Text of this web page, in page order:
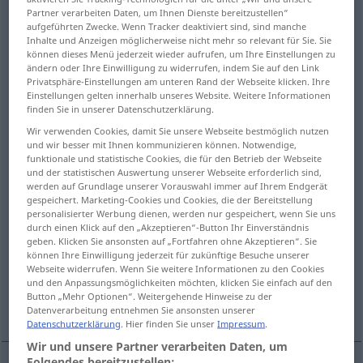
Übersicht aller Übersetzungen
(Für mehr Details die Übersetzung anklicken/antippen)
begeistern, anfeuern, anspornen, ermutigen
erwecken, auslösen, hervorrufen
erfüllen, beseelen einflößen, eingeben
inspirieren, erleuchten
inspirieren, veranlassen, anstiften, anregen
einatmen, inhalieren einhauchen
Partner verarbeiten Daten, um Ihnen Dienste bereitzustellen“
aufgeführten Zwecke. Wenn Tracker deaktiviert sind, sind manche
Inhalte und Anzeigen möglicherweise nicht mehr so relevant für Sie. Sie
können dieses Menü jederzeit wieder aufrufen, um Ihre Einstellungen zu
ändern oder Ihre Einwilligung zu widerrufen, indem Sie auf den Link
Privatsphäre-Einstellungen am unteren Rand der Webseite klicken. Ihre
Einstellungen gelten innerhalb unseres Website. Weitere Informationen
finden Sie in unserer Datenschutzerklärung.
Wir verwenden Cookies, damit Sie unsere Webseite bestmöglich nutzen
und wir besser mit Ihnen kommunizieren können. Notwendige,
funktionale und statistische Cookies, die für den Betrieb der Webseite
und der statistischen Auswertung unserer Webseite erforderlich sind,
werden auf Grundlage unserer Vorauswahl immer auf Ihrem Endgerät
gespeichert. Marketing-Cookies und Cookies, die der Bereitstellung
personalisierter Werbung dienen, werden nur gespeichert, wenn Sie uns
durch einen Klick auf den „Akzeptieren“-Button Ihr Einverständnis
geben. Klicken Sie ansonsten auf „Fortfahren ohne Akzeptieren“. Sie
können Ihre Einwilligung jederzeit für zukünftige Besuche unserer
Webseite widerrufen. Wenn Sie weitere Informationen zu den Cookies
und den Anpassungsmöglichkeiten möchten, klicken Sie einfach auf den
Button „Mehr Optionen“. Weitergehende Hinweise zu der
Datenverarbeitung entnehmen Sie ansonsten unserer
Datenschutzerklärung. Hier finden Sie unserImpressum.
Wir und unsere Partner verarbeiten Daten, um